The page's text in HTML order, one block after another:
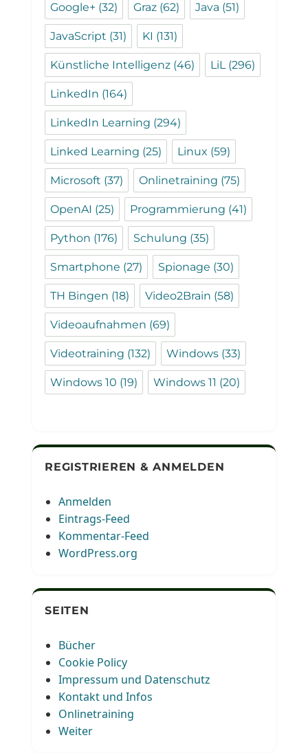
Google+ (32) Graz (62) Java (51)
JavaScript (31) KI (131)
Künstliche Intelligenz (46) LiL(296)
LinkedIn (164)
LinkedIn Learning (294)
Linked Learning (25) Linux (59)
Microsoft (37) Onlinetraining (75)
OpenAI (25) Programmierung (41)
Python (176) Schulung (35)
Smartphone (27) Spionage (30)
TH Bingen (18) Video2Brain (58)
Videoaufnahmen (69)
Videotraining (132) Windows (33)
Windows 10 (19) Windows 11 (20)
REGISTRIEREN & ANMELDEN
Anmelden
Eintrags-Feed
Kommentar-Feed
WordPress.org
SEITEN
Bücher
Cookie Policy
Impressum und Datenschutz
Kontakt und Infos
Onlinetraining
Weiter